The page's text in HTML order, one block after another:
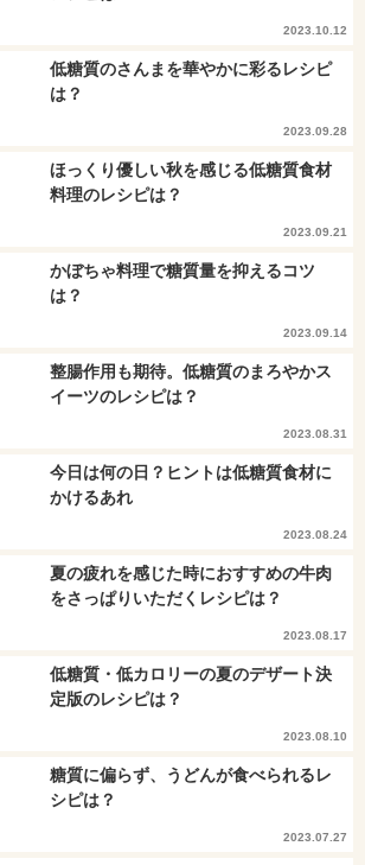
2023.10.12
低糖質のさんまを華やかに彩るレシピ
は？
2023.09.28
ほっくり優しい秋を感じる低糖質食材
料理のレシピは？
2023.09.21
かぼちゃ料理で糖質量を抑えるコツ
は？
2023.09.14
整腸作用も期待。低糖質のまろやかス
イーツのレシピは？
2023.08.31
今日は何の日？ヒントは低糖質食材に
かけるあれ
2023.08.24
夏の疲れを感じた時におすすめの牛肉
をさっぱりいただくレシピは？
2023.08.17
低糖質・低カロリーの夏のデザート決
定版のレシピは？
2023.08.10
糖質に偏らず、うどんが食べられるレ
シピは？
2023.07.27